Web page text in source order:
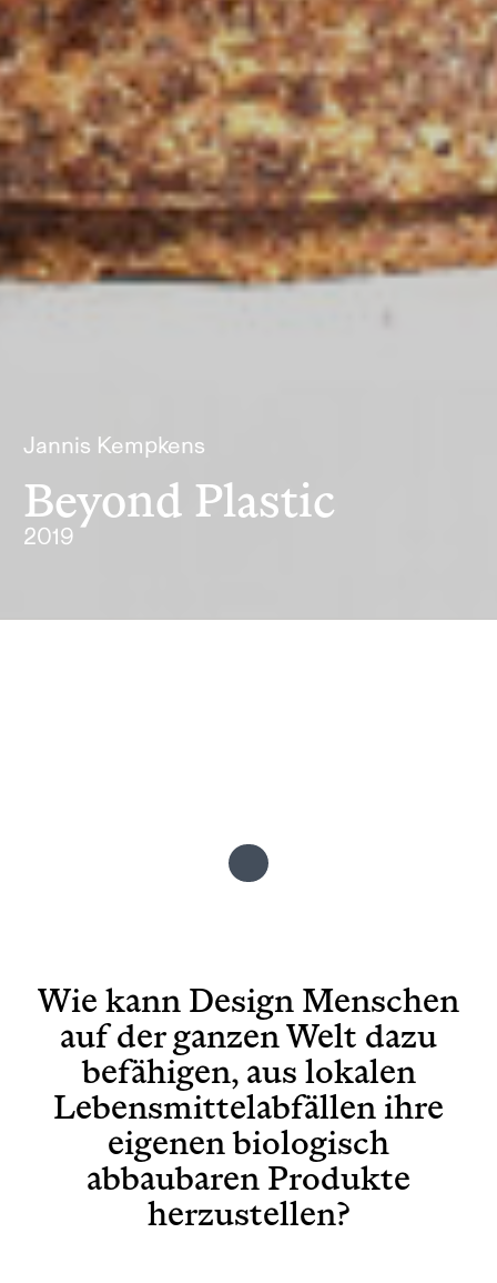
Jannis Kempkens
Beyond Plastic
2019
Wie kann Design Menschen
auf der ganzen Welt dazu
befähigen, aus lokalen
Lebensmittelabfällen ihre
eigenen biologisch
abbaubaren Produkte
herzustellen?